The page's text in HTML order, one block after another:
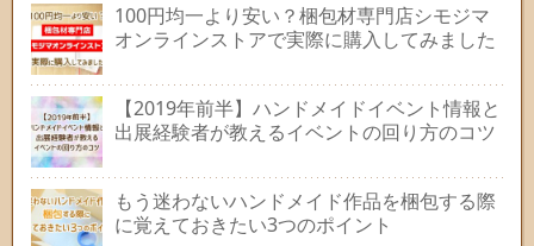
100円均一より安い？梱包材専門店シモジマ
オンラインストアで実際に購入してみました
【2019年前半】ハンドメイドイベント情報と
出展経験者が教えるイベントの回り方のコツ
もう迷わないハンドメイド作品を梱包する際
に覚えておきたい3つのポイント